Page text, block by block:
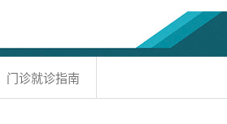
门诊就诊指南